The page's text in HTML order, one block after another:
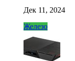
Дек 11, 2024
Железо